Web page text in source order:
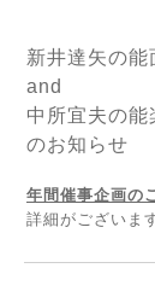
新井達矢の能
and
中所宜夫の能
のお知らせ
年間催事企画の
詳細がございま